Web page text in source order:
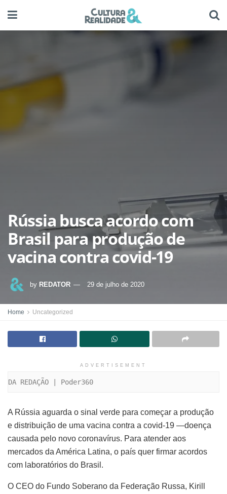
Rússia busca acordo com
Brasil para produção de
vacina contra covid-19
by REDATOR 29 de julho de 2020
Home Uncategorized
ADVERTISEMENT
DA REDAÇÃO | Poder360
A Rússia aguarda o sinal verde para começar a produção
e distribuição de uma vacina contra a covid-19 —doença
causada pelo novo coronavírus. Para atender aos
mercados da América Latina, o país quer firmar acordos
com laboratórios do Brasil.
O CEO do Fundo Soberano da Federação Russa, Kirill